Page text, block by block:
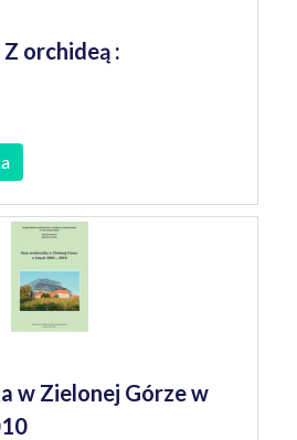
orchideą :
w Zielonej Górze w